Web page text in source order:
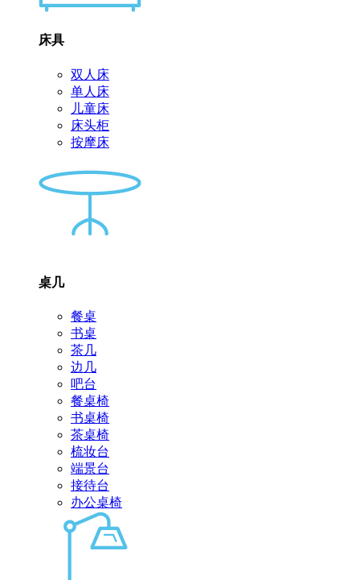
床具
双人床
单人床
儿童床
床头柜
按摩床
桌几
餐桌
书桌
茶几
边几
吧台
餐桌椅
书桌椅
茶桌椅
梳妆台
端景台
接待台
办公桌椅